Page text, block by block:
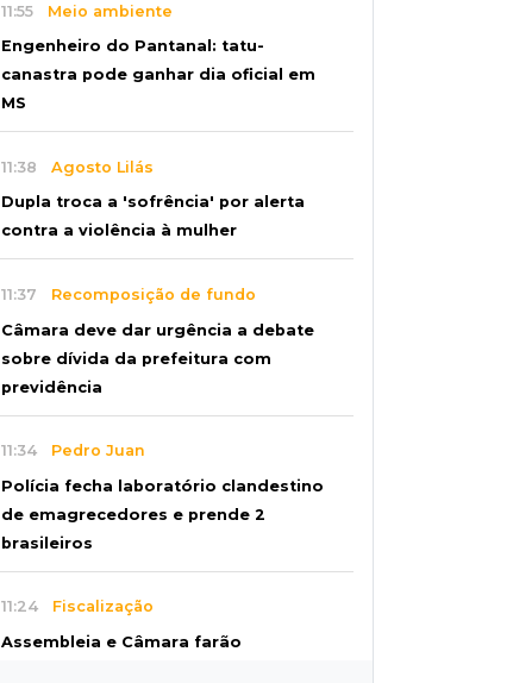
11:55 Meio ambiente
Engenheiro do Pantanal: tatu-
canastra pode ganhar dia oficial em
MS
11:38 Agosto Lilás
Dupla troca a 'sofrência' por alerta
contra a violência à mulher
11:37 Recomposição de fundo
Câmara deve dar urgência a debate
sobre dívida da prefeitura com
previdência
11:34 Pedro Juan
Polícia fecha laboratório clandestino
de emagrecedores e prende 2
brasileiros
11:24 Fiscalização
Assembleia e Câmara farão